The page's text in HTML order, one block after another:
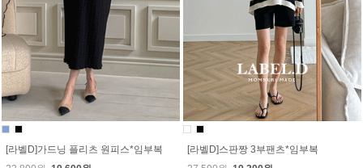
[라벨D]가드닝 플리츠 원피스*임부복
[라벨D]스판짱 3부팬츠*임부복